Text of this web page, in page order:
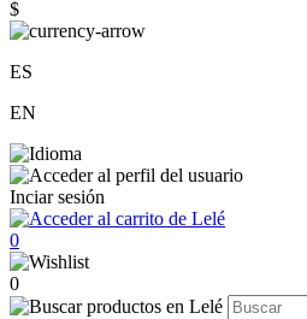
$
ES
EN
Inciar sesión
0
0